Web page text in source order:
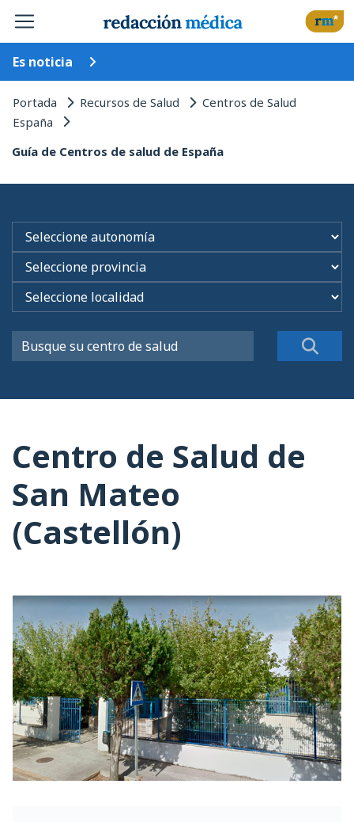
Es noticia
Portada Recursos de Salud Centros de Salud
España
Guía de Centros de salud de España
Centro de Salud de
San Mateo
(Castellón)